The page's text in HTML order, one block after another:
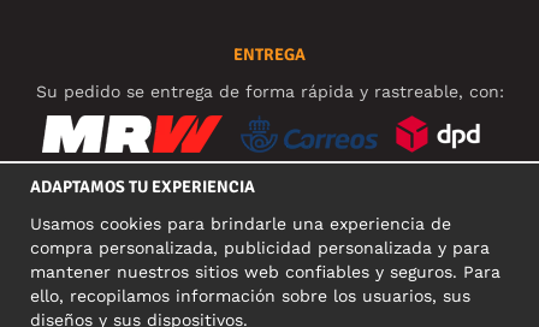
ENTREGA
Su pedido se entrega de forma rápida y rastreable, con:
REDES SOCIALES
ADAPTAMOS TU EXPERIENCIA
Usamos cookies para brindarle una experiencia de
compra personalizada, publicidad personalizada y para
mantener nuestros sitios web confiables y seguros. Para
ello, recopilamos información sobre los usuarios, sus
diseños y sus dispositivos.